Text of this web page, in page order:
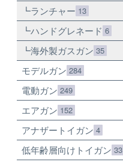
ランチャー 13
ハンドグレネード 6
海外製ガスガン 35
モデルガン 284
電動ガン 249
エアガン 152
アナザートイガン 4
低年齢層向けトイガン 33